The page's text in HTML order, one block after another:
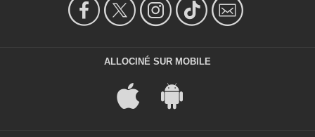
ALLOCINÉ SUR MOBILE